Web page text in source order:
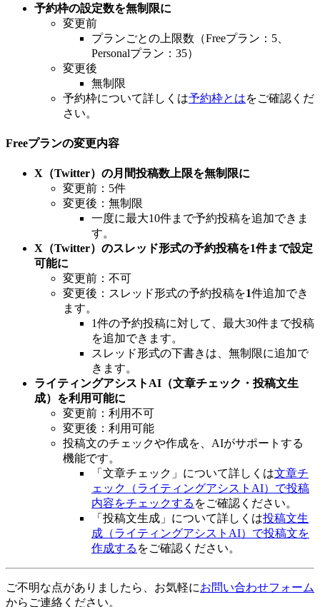
予約枠の設定数を無制限に
変更前
プランごとの上限数（Freeプラン：5、
Personalプラン：35）
変更後
無制限
予約枠について詳しくは予約枠とはをご確認くだ
さい。
Freeプランの変更内容
X（Twitter）の月間投稿数上限を無制限に
変更前：5件
変更後：無制限
一度に最大10件まで予約投稿を追加できま
す。
X（Twitter）のスレッド形式の予約投稿を1件まで設定
可能に
変更前：不可
変更後：スレッド形式の予約投稿を1件追加でき
ます。
1件の予約投稿に対して、最大30件まで投稿
を追加できます。
スレッド形式の下書きは、無制限に追加で
きます。
ライティングアシストAI（文章チェック・投稿文生
成）を利用可能に
変更前：利用不可
変更後：利用可能
投稿文のチェックや作成を、AIがサポートする
機能です。
「文章チェック」について詳しくは文章チ
ェック（ライティングアシストAI）で投稿
内容をチェックする をご確認ください。
「投稿文生成」について詳しくは投稿文生
成（ライティングアシストAI）で投稿文を
作成する をご確認ください。
ご不明な点がありましたら、お気軽にお問い合わせフォーム
からご連絡ください。